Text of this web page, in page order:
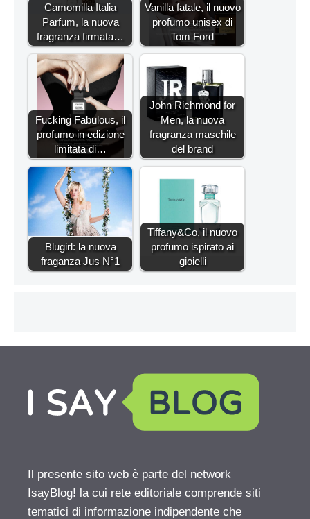
Camomilla Italia
Parfum, la nuova
fragranza firmata…
Vanilla fatale, il nuovo
profumo unisex di
Tom Ford
Fucking Fabulous, il
profumo in edizione
limitata di…
John Richmond for
Men, la nuova
fragranza maschile
del brand
Blugirl: la nuova
fraganza Jus N°1
Tiffany&Co, il nuovo
profumo ispirato ai
gioielli
Il presente sito web è parte del network
IsayBlog! la cui rete editoriale comprende siti
tematici di informazione indipendente che